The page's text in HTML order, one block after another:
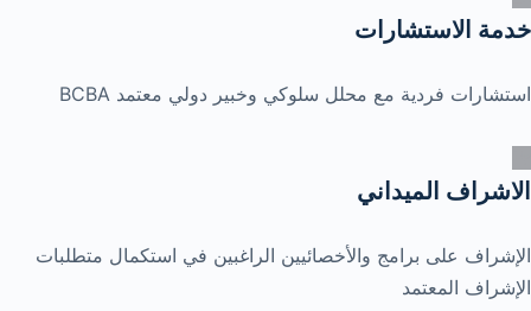
خدمة الاستشارات
استشارات فردية مع محلل سلوكي وخبير دولي معتمد BCBA
الاشراف الميداني
الإشراف على برامج والأخصائيين الراغبين في استكمال متطلبات
الإشراف المعتمد